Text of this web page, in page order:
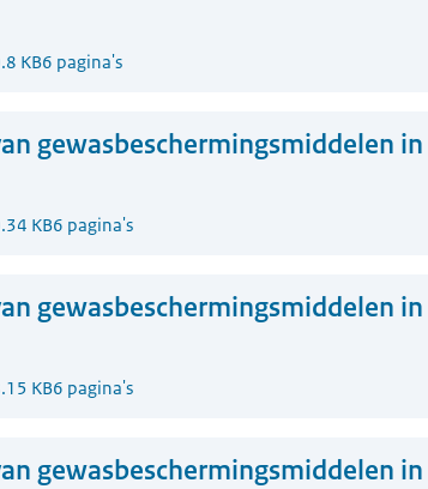
KB6 pagina's
gewasbeschermingsmiddelen
KB6 pagina's
gewasbeschermingsmiddelen
KB6 pagina's
gewasbeschermingsmiddelen